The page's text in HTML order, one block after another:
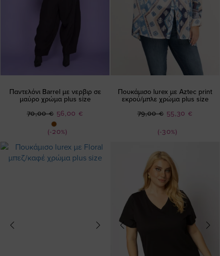
Παντελόνι Barrel με νερβιρ σε
μαύρο χρώμα plus size
(-20%)
Ειδική
Τιμή
56,00 €
70,00 €
Πουκάμισο lurex με Aztec print
εκρού/μπλε χρώμα plus size
(-30%)
Ειδική
55,30 €
79,00 €